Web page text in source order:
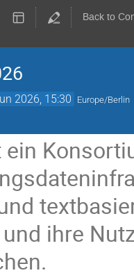
Back to
2026, 15:30 Europe/Berlin
ein
ihre